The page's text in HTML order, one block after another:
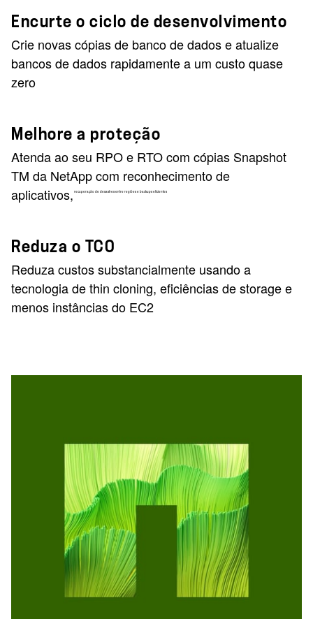
Encurte o ciclo de desenvolvimento
Crie novas cópias de banco de dados e atualize
bancos de dados rapidamente a um custo quase
zero
Melhore a proteção
Atenda ao seu RPO e RTO com cópias Snapshot
TM da NetApp com reconhecimento de
aplicativos, recuperação de desastres entre regiões e backups eficientes
Reduza o TCO
Reduza custos substancialmente usando a
tecnologia de thin cloning, eficiências de storage e
menos instâncias do EC2